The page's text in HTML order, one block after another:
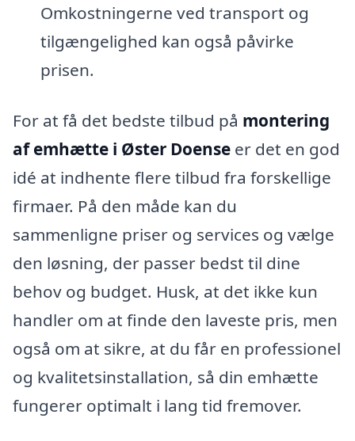
Omkostningerne ved transport og
tilgængelighed kan også påvirke
prisen.
For at få det bedste tilbud på montering
af emhætte i Øster Doense er det en god
idé at indhente flere tilbud fra forskellige
firmaer. På den måde kan du
sammenligne priser og services og vælge
den løsning, der passer bedst til dine
behov og budget. Husk, at det ikke kun
handler om at finde den laveste pris, men
også om at sikre, at du får en professionel
og kvalitetsinstallation, så din emhætte
fungerer optimalt i lang tid fremover.